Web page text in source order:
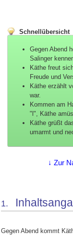
Schnellübersicht
Gegen Abend
Salinger
Käthe freut
Freude und
Käthe erzählt
war.
Kommen am
"l", Käthe
Käthe grüßt
umarmt und
↓ Zur
1.
Gegen Abend kommt